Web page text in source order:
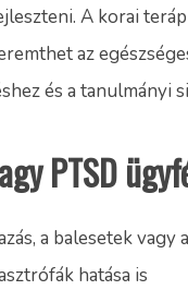
A korai
az
és a tanulmányi
PTSD
a balesetek vagy a
hatása is